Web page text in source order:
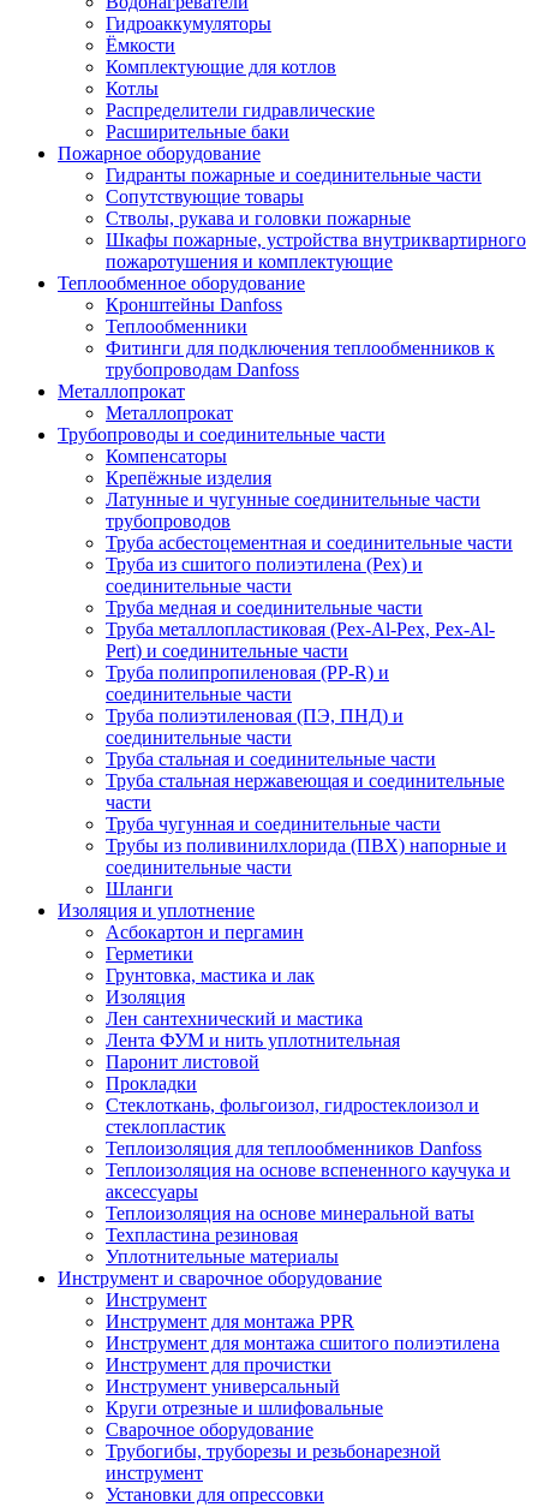
Гидроаккумуляторы
Ёмкости
Комплектующие для котлов
Котлы
Распределители гидравлические
Расширительные баки
Пожарное оборудование
Гидранты пожарные и соединительные части
Сопутствующие товары
Стволы, рукава и головки пожарные
Шкафы пожарные, устройства внутриквартирного
пожаротушения и комплектующие
Теплообменное оборудование
Кронштейны Danfoss
Теплообменники
Фитинги для подключения теплообменников к
трубопроводам Danfoss
Металлопрокат
Металлопрокат
Трубопроводы и соединительные части
Компенсаторы
Крепёжные изделия
Латунные и чугунные соединительные части
трубопроводов
Труба асбестоцементная и соединительные части
Труба из сшитого полиэтилена (Pex) и
соединительные части
Труба медная и соединительные части
Труба металлопластиковая (Pex-Al-Pex, Pex-Al-
Pert) и соединительные части
Труба полипропиленовая (PP-R) и
соединительные части
Труба полиэтиленовая (ПЭ, ПНД) и
соединительные части
Труба стальная и соединительные части
Труба стальная нержавеющая и соединительные
части
Труба чугунная и соединительные части
Трубы из поливинилхлорида (ПВХ) напорные и
соединительные части
Шланги
Изоляция и уплотнение
Асбокартон и пергамин
Герметики
Грунтовка, мастика и лак
Изоляция
Лен сантехнический и мастика
Лента ФУМ и нить уплотнительная
Паронит листовой
Прокладки
Стеклоткань, фольгоизол, гидростеклоизол и
стеклопластик
Теплоизоляция для теплообменников Danfoss
Теплоизоляция на основе вспененного каучука и
аксессуары
Теплоизоляция на основе минеральной ваты
Техпластина резиновая
Уплотнительные материалы
Инструмент и сварочное оборудование
Инструмент
Инструмент для монтажа PPR
Инструмент для монтажа сшитого полиэтилена
Инструмент для прочистки
Инструмент универсальный
Круги отрезные и шлифовальные
Сварочное оборудование
Трубогибы, труборезы и резьбонарезной
инструмент
Установки для опрессовки